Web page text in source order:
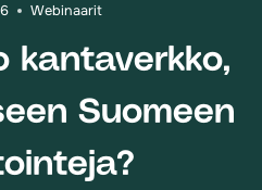
Webinaarit
kantaverkko,
Suomeen